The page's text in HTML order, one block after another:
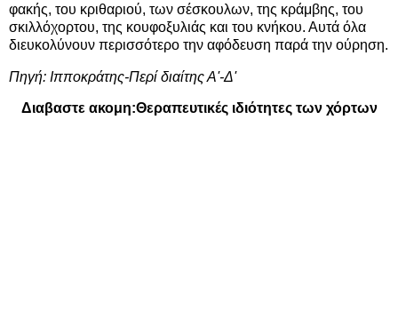
φακής, του κριθαριού, των σέσκουλων, της κράμβης, του
σκιλλόχορτου, της κουφοξυλιάς και του κνήκου. Αυτά όλα
διευκολύνουν περισσότερο την αφόδευση παρά την ούρηση.
Πηγή: Ιπποκράτης-Περί διαίτης Α'-Δ'
Διαβαστε ακομη:Θεραπευτικές ιδιότητες των χόρτων